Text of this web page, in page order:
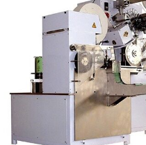
этапа производства
Способ
нити к чайным пакетикам:
края чайного
отдельности, по счету или в
ящик (по желанию). -
макс. частота цикла
циклов в минуту; Объем
чайного пакетика ДxШ:
для чайных